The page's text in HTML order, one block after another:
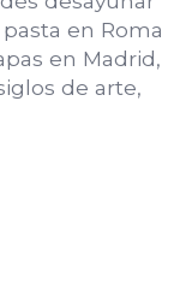
en Roma
en Madrid,
de arte,